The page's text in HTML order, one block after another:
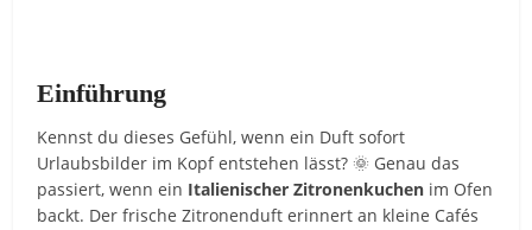
Einführung
Kennst du dieses Gefühl, wenn ein Duft sofort
Urlaubsbilder im Kopf entstehen lässt? 🌞 Genau das
passiert, wenn ein Italienischer Zitronenkuchen im Ofen
backt. Der frische Zitronenduft erinnert an kleine Cafés